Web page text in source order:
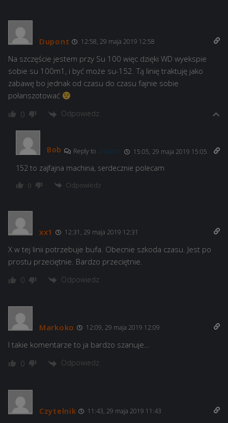
Dupont 12:58, 29 maja 2019 12:58
Na szczęście jestem przy Su 100 więc dzięki WD wyekspie
sobie su 100m1, i być może su-152. Tą linię traktuję jako
zabawę bo jednak od czasu do czasu fajnie sobie
połanszotować
0 Odpowiedz
Bob Reply to Dupont 15:05, 29 maja 2019 15:05
152 to zajfajna machina, serdecznie polecam
0 Odpowiedz
xx1 12:31, 29 maja 2019 12:31
X w tej linii potrzebuje bufa. Obecnie szkoda czasu. Jest po
prostu przeciętnie. Bardzo przeciętnie.
0 Odpowiedz
Markoko 12:09, 29 maja 2019 12:09
I takie komentarze to ja bardzo szanuje…
0 Odpowiedz
Czytelnik 11:43, 29 maja 2019 11:43